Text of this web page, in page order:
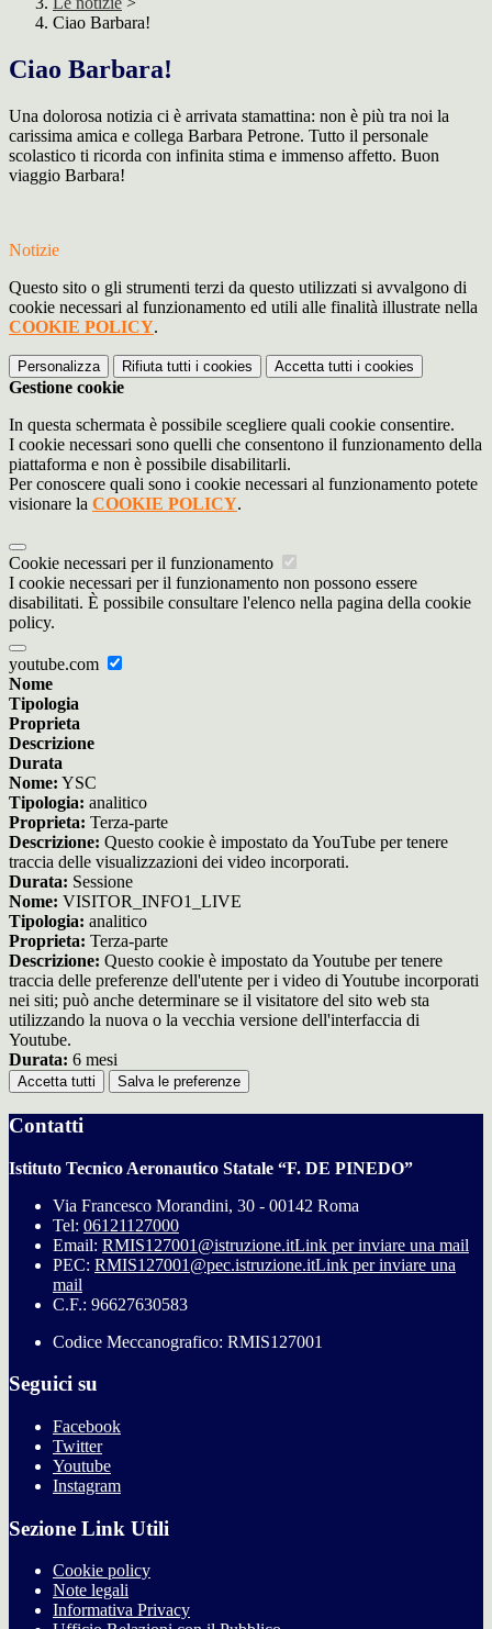
Ciao Barbara!
Ciao Barbara!
Una dolorosa notizia ci è arrivata stamattina: non è più tra noi la
carissima amica e collega Barbara Petrone. Tutto il personale
scolastico ti ricorda con infinita stima e immenso affetto. Buon
viaggio Barbara!
Notizie
Questo sito o gli strumenti terzi da questo utilizzati si avvalgono di
cookie necessari al funzionamento ed utili alle finalità illustrate nella
COOKIE POLICY.
Personalizza Rifiuta tutti i cookies Accetta tutti i cookies
Gestione cookie
In questa schermata è possibile scegliere quali cookie consentire.
I cookie necessari sono quelli che consentono il funzionamento della
piattaforma e non è possibile disabilitarli.
Per conoscere quali sono i cookie necessari al funzionamento potete
visionare la COOKIE POLICY.
Cookie necessari per il funzionamento
I cookie necessari per il funzionamento non possono essere
disabilitati. È possibile consultare l'elenco nella pagina della cookie
policy.
youtube.com
Nome
Tipologia
Proprieta
Descrizione
Durata
Nome: YSC
Tipologia: analitico
Proprieta: Terza-parte
Descrizione: Questo cookie è impostato da YouTube per tenere
traccia delle visualizzazioni dei video incorporati.
Durata: Sessione
Nome: VISITOR_INFO1_LIVE
Tipologia: analitico
Proprieta: Terza-parte
Descrizione: Questo cookie è impostato da Youtube per tenere
traccia delle preferenze dell'utente per i video di Youtube incorporati
nei siti; può anche determinare se il visitatore del sito web sta
utilizzando la nuova o la vecchia versione dell'interfaccia di
Youtube.
Durata: 6 mesi
Accetta tutti Salva le preferenze
Contatti
Istituto Tecnico Aeronautico Statale “F. DE PINEDO”
Via Francesco Morandini, 30 - 00142 Roma
Tel: 06121127000
Email: RMIS127001@istruzione.itLink per inviare una mail
PEC: RMIS127001@pec.istruzione.itLink per inviare una
mail
C.F.: 96627630583
Codice Meccanografico: RMIS127001
Seguici su
Facebook
Twitter
Youtube
Instagram
Sezione Link Utili
Cookie policy
Note legali
Informativa Privacy